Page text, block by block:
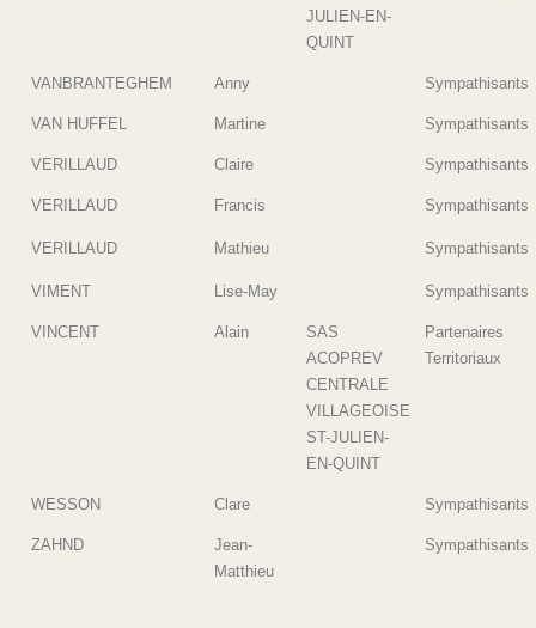
JULIEN-EN-
QUINT
VANBRANTEGHEM Anny Sympathisants
VAN HUFFEL Martine Sympathisants
VERILLAUD Claire Sympathisants
VERILLAUD Francis Sympathisants
VERILLAUD Mathieu Sympathisants
VIMENT Lise-May Sympathisants
VINCENT Alain
SAS
ACOPREV
CENTRALE
VILLAGEOISE
ST-JULIEN-
EN-QUINT
Partenaires
Territoriaux
WESSON Clare Sympathisants
ZAHND
Jean-
Matthieu
Sympathisants